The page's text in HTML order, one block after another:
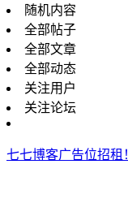
随机内容
全部帖子
全部文章
全部动态
关注用户
关注论坛
七七博客广告位招租